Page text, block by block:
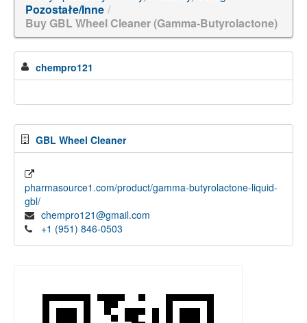
Pozostałe/Inne /
Buy GBL Wheel Cleaner (Gamma-Butyrolactone)
chempro121
GBL Wheel Cleaner
pharmasource1.com/product/gamma-butyrolactone-liquid-
gbl/
chempro121@gmail.com
+1 (951) 846-0503